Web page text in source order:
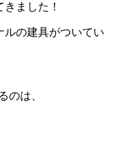
ました！
ルの建具がついてい
のは、